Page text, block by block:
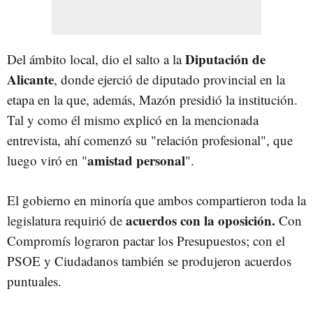
Del ámbito local, dio el salto a laDiputación de
Alicante, donde ejerció de diputado provincial en la
etapa en la que, además, Mazón presidió la institución.
Tal y como él mismo explicó en la mencionada
entrevista, ahí comenzó su "relación profesional", que
luego viró en "amistad personal".
El gobierno en minoría que ambos compartieron toda la
legislaturarequirió de acuerdos con la oposición. Con
Compromís lograron pactar los Presupuestos; con el
PSOE y Ciudadanos también se produjeron acuerdos
puntuales.